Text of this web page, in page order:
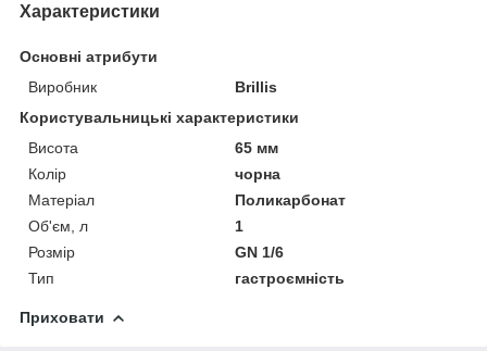
Характеристики
Основні атрибути
Виробник
Brillis
Користувальницькі характеристики
Висота
65 мм
Колір
чорна
Матеріал
Поликарбонат
Об'єм, л
1
Розмір
GN 1/6
Тип
гастроємність
Приховати